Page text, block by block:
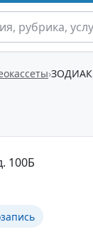
ЗОДИАК
100Б